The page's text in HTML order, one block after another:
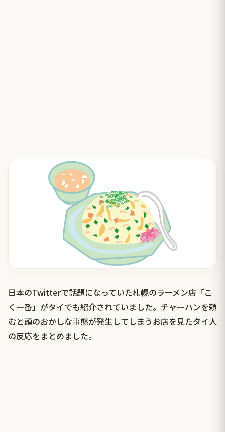
日本のTwitterで話題になっていた札幌のラーメン店「こ
く一番」がタイでも紹介されていました。チャーハンを頼
むと頭のおかしな事態が発生してしまうお店を見たタイ人
の反応をまとめました。